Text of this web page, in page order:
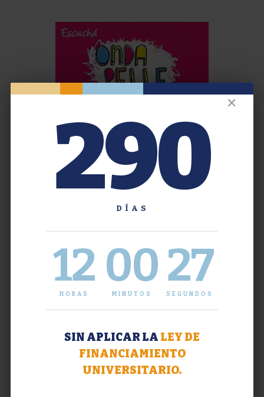
✕
290
DÍAS
12
HORAS
00
MINUTOS
27
SEGUNDOS
SIN APLICAR LA LEY DE
FINANCIAMIENTO
UNIVERSITARIO.